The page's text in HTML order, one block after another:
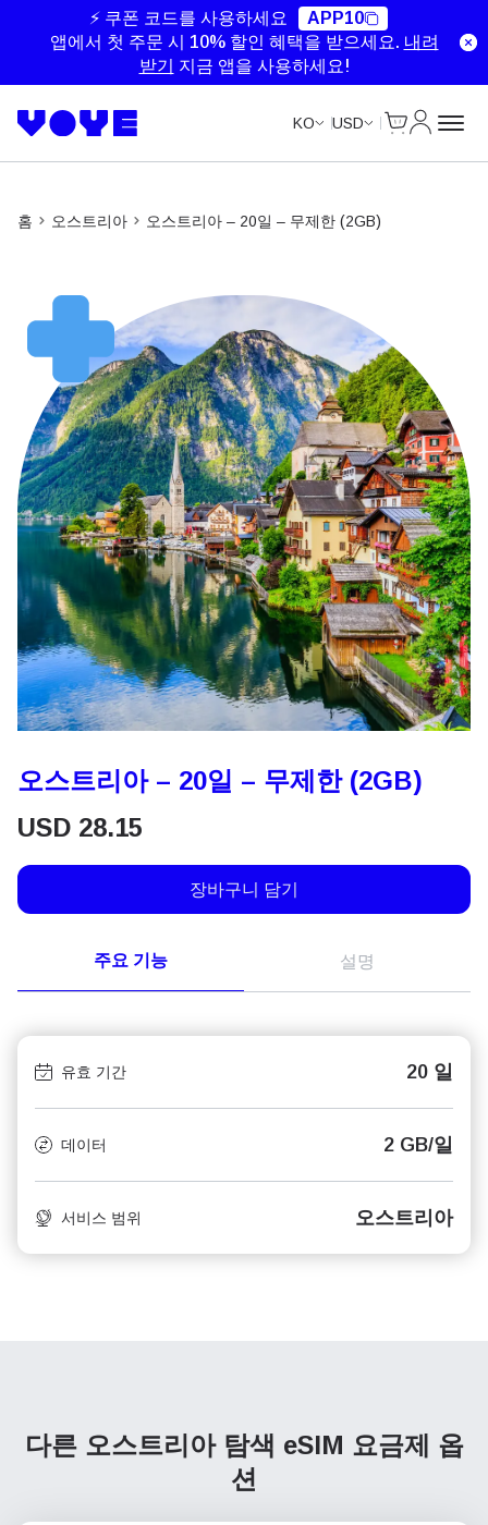
⚡ 쿠폰 코드를 사용하세요
APP10
앱에서 첫 주문 시 10% 할인 혜택을 받으세요. 내려
받기
지금 앱을 사용하세요!
KO USD
홈 오스트리아 오스트리아 – 20일 – 무제한 (2GB)
오스트리아 – 20일 – 무제한 (2GB)
USD 28.15
장바구니 담기
주요 기능 설명
유효 기간 20 일
데이터 2 GB/일
서비스 범위 오스트리아
다른 오스트리아 탐색 eSIM 요금제 옵
션
Unlimited Data
Unlimited Data